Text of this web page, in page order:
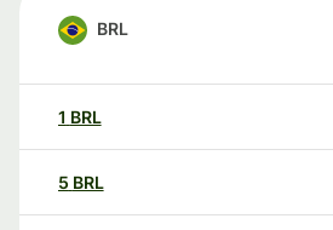
BRL
1 BRL
5 BRL